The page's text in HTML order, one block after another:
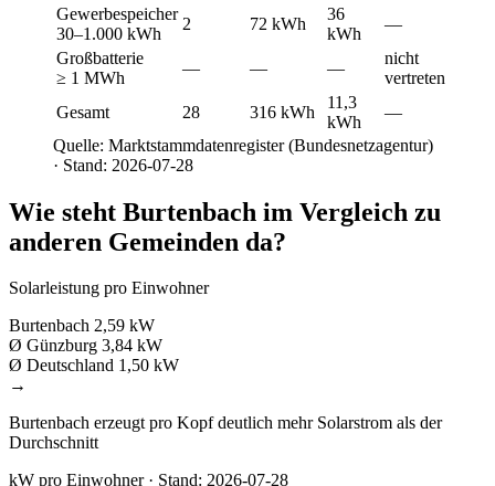
Gewerbespeicher
30–1.000 kWh
2 72 kWh
36
kWh
—
Großbatterie
≥ 1 MWh
— — —
nicht
vertreten
Gesamt
28 316 kWh
11,3
kWh
—
Quelle: Marktstammdatenregister (Bundesnetzagentur)
· Stand: 2026-07-28
Wie steht Burtenbach im Vergleich zu
anderen Gemeinden da?
Solarleistung pro Einwohner
Burtenbach 2,59 kW
Ø Günzburg 3,84 kW
Ø Deutschland 1,50 kW
→
Burtenbach erzeugt pro Kopf deutlich mehr Solarstrom als der
Durchschnitt
kW pro Einwohner · Stand: 2026-07-28